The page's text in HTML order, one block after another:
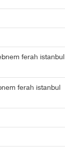
ferah istanbul
ferah istanbul